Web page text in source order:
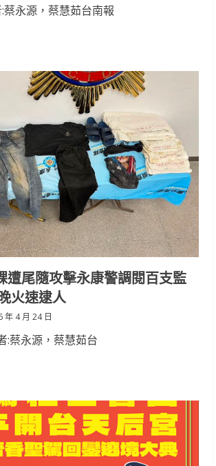
:蔡永源，蔡慧茹台南報
遭尾隨攻擊永康警調閱百支監
火速逮人
年 4 月 24 日
:蔡永源，蔡慧茹台